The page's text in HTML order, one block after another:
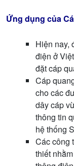
Ứng dụng của
Hiện nay,
điện ở
đặt cáp
Cáp
cho các
dây cáp
thông tin
hệ thống
Các công
thiết